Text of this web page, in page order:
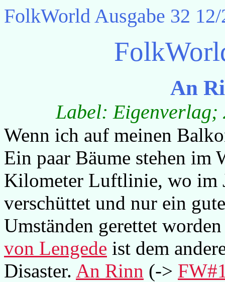
FolkWorldAusgabe 32
An
Label: Eigenverlag;
Wenn ich auf meinen
Ein paar Bäume stehen im
Kilometer Luftlinie, wo im
verschüttet und nur ein
Umständen gerettet
von Lengede ist dem
Disaster. An Rinn (->